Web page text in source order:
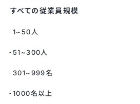
すべての従業員規模
1~50人
51~300人
301~999名
1000名以上